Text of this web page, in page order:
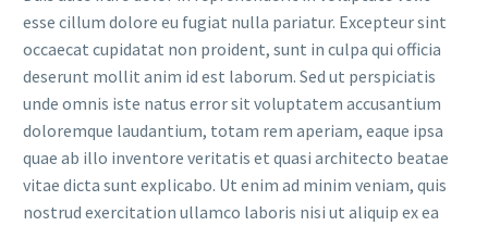
esse cillum dolore eu fugiat nulla pariatur. Excepteur sint
occaecat cupidatat non proident, sunt in culpa qui officia
deserunt mollit anim id est laborum. Sed ut perspiciatis
unde omnis iste natus error sit voluptatem accusantium
doloremque laudantium, totam rem aperiam, eaque ipsa
quae ab illo inventore veritatis et quasi architecto beatae
vitae dicta sunt explicabo. Ut enim ad minim veniam, quis
nostrud exercitation ullamco laboris nisi ut aliquip ex ea